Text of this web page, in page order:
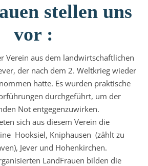
stellen uns
vor :
der nach dem 2. Weltkrieg wieder
hatte. Es wurden praktische
durchgeführt, um der
Not entgegenzuwirken.
sich aus diesem Verein die
Hooksiel, Kniphausen (zählt zu
Jever und Hohenkirchen.
LandFrauen bilden die